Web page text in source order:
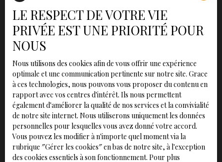
Mentions légales
Politique de confidentialité
Plan du site
Gérer les cookies
Propulsé par
+33 2 78 08 88 37
LE RESPECT DE VOTRE VIE
PRIVÉE EST UNE PRIORITÉ POUR
NOUS
Nous utilisons des cookies afin de vous offrir une expérience
optimale et une communication pertinente sur notre site. Grace
à ces technologies, nous pouvons vous proposer du contenu en
rapport avec vos centres d'intérêt. Ils nous permettent
également d'améliorer la qualité de nos services et la convivialité
de notre site internet. Nous utiliserons uniquement les données
personnelles pour lesquelles vous avez donné votre accord.
Vous pouvez les modifier à n'importe quel moment via la
rubrique ″Gérer les cookies″ en bas de notre site, à l'exception
des cookies essentiels à son fonctionnement. Pour plus